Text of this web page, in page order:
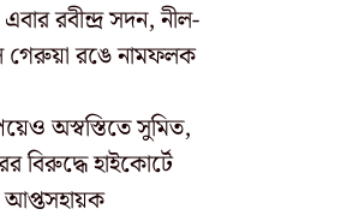
রবীন্দ্র সদন, নীল-
গেরুয়া রঙে নামফলক
অস্বস্তিতে সুমিত,
হাইকোর্টে